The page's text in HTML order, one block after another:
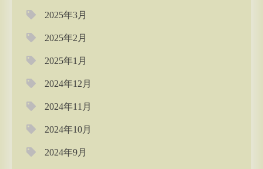
2025年3月
2025年2月
2025年1月
2024年12月
2024年11月
2024年10月
2024年9月